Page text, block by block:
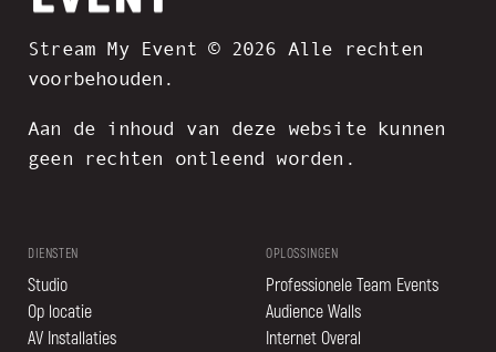
Stream My Event © 2026 Alle rechten
voorbehouden.
Aan de inhoud van deze website kunnen
geen rechten ontleend worden.
DIENSTEN
Studio
Op locatie
AV Installaties
OPLOSSINGEN
Professionele Team Events
Audience Walls
Internet Overal